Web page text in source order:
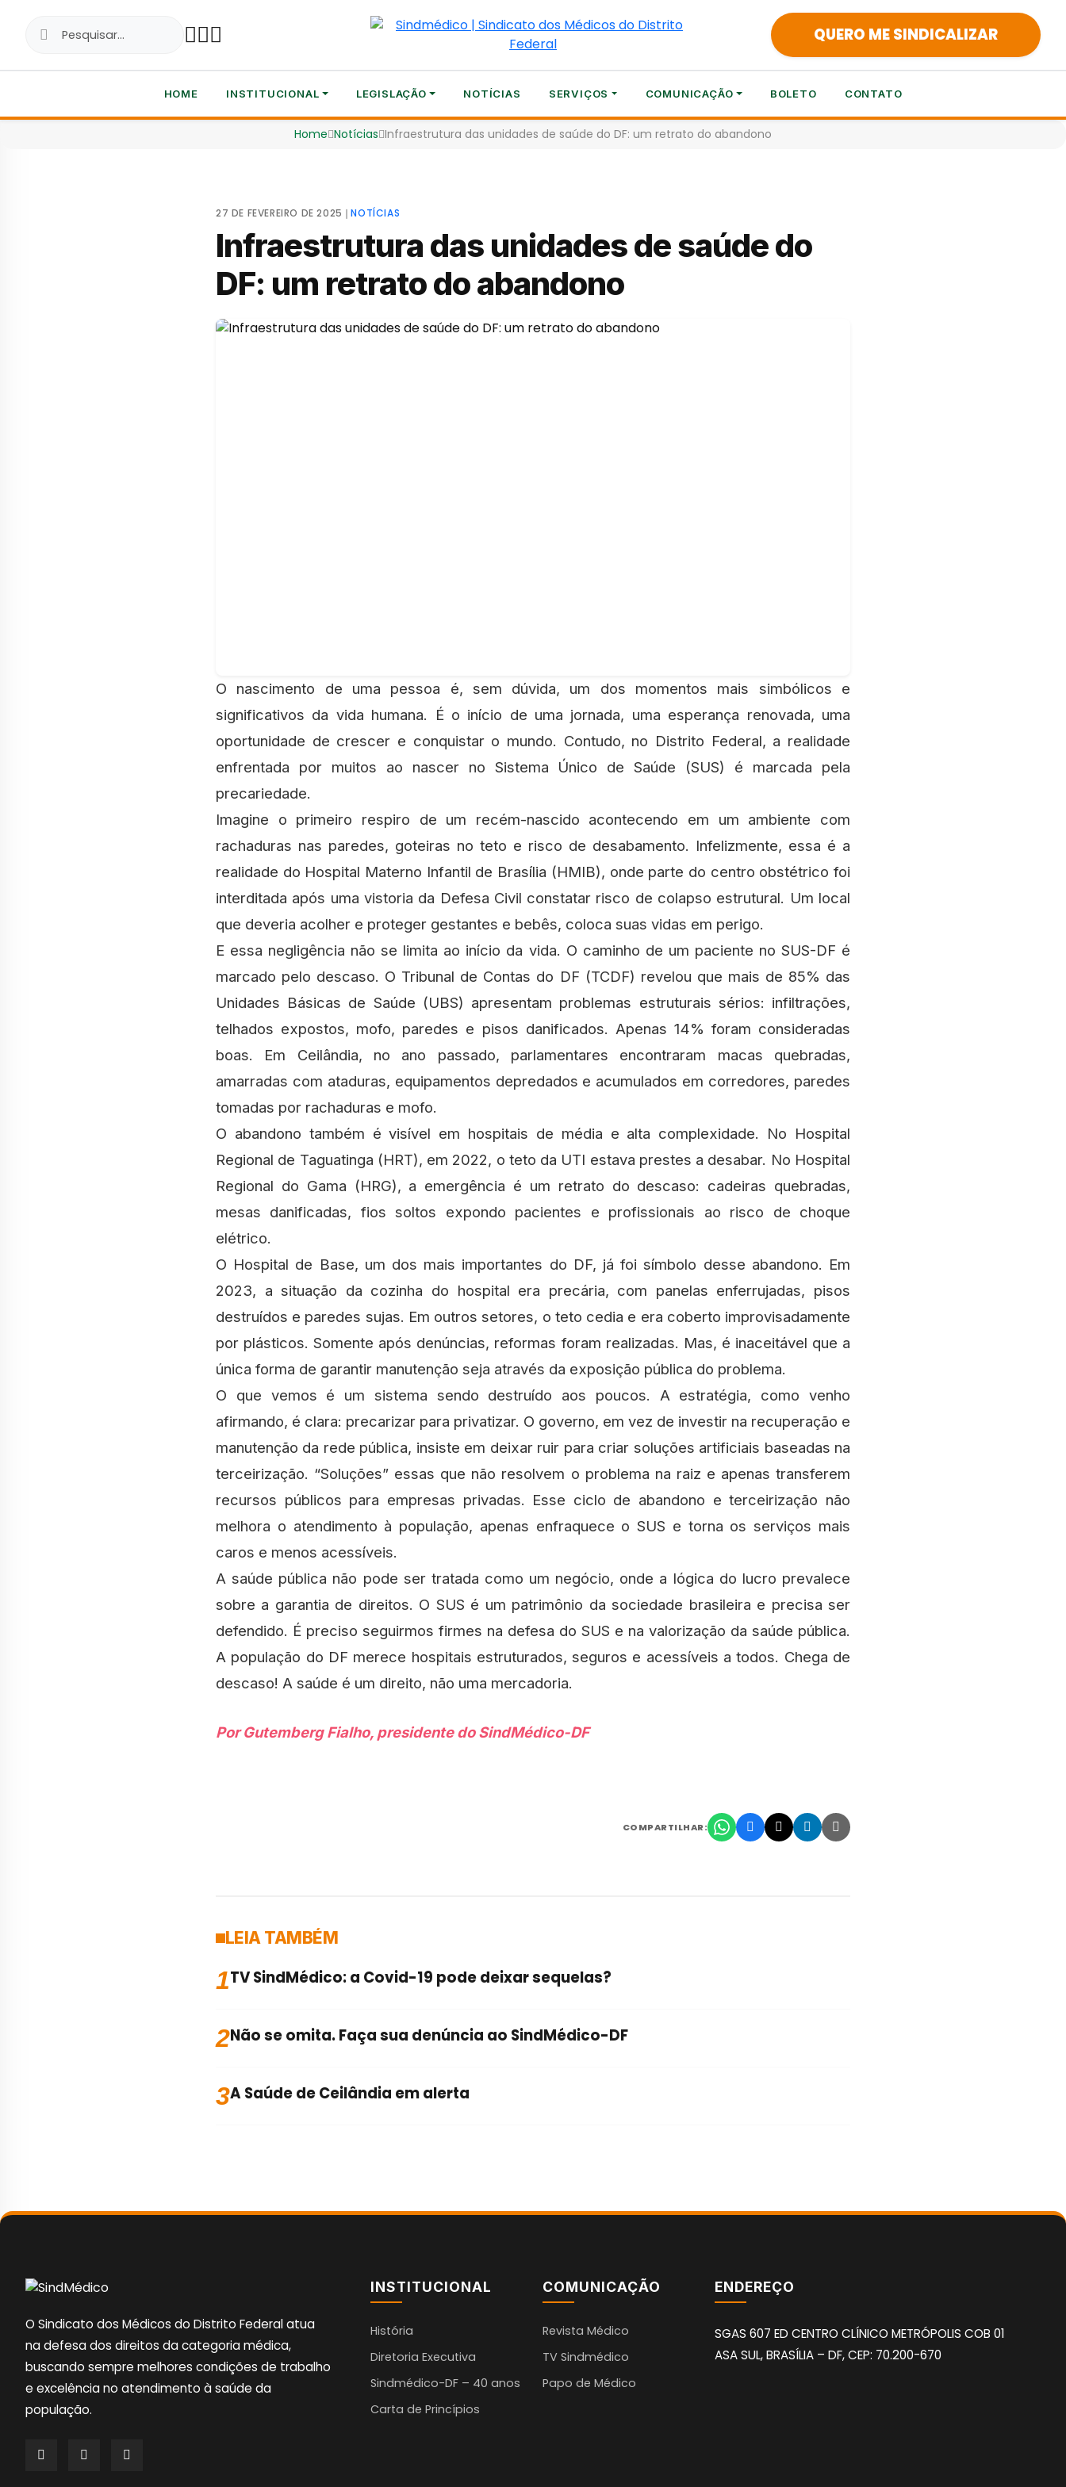
QUERO ME SINDICALIZAR
HOME INSTITUCIONAL LEGISLAÇÃO NOTÍCIAS SERVIÇOS COMUNICAÇÃO BOLETO CONTATO
Home Notícias Infraestrutura das unidades de saúde do DF: um retrato do abandono
27 DE FEVEREIRO DE 2025 ❘NOTÍCIAS
Infraestrutura das unidades de saúde do
DF: um retrato do abandono
O nascimento de uma pessoa é, sem dúvida, um dos momentos mais simbólicos e
significativos da vida humana. É o início de uma jornada, uma esperança renovada, uma
oportunidade de crescer e conquistar o mundo. Contudo, no Distrito Federal, a realidade
enfrentada por muitos ao nascer no Sistema Único de Saúde (SUS) é marcada pela
precariedade.
Imagine o primeiro respiro de um recém-nascido acontecendo em um ambiente com
rachaduras nas paredes, goteiras no teto e risco de desabamento. Infelizmente, essa é a
realidade do Hospital Materno Infantil de Brasília (HMIB), onde parte do centro obstétrico foi
interditada após uma vistoria da Defesa Civil constatar risco de colapso estrutural. Um local
que deveria acolher e proteger gestantes e bebês, coloca suas vidas em perigo.
E essa negligência não se limita ao início da vida. O caminho de um paciente no SUS-DF é
marcado pelo descaso. O Tribunal de Contas do DF (TCDF) revelou que mais de 85% das
Unidades Básicas de Saúde (UBS) apresentam problemas estruturais sérios: infiltrações,
telhados expostos, mofo, paredes e pisos danificados. Apenas 14% foram consideradas
boas. Em Ceilândia, no ano passado, parlamentares encontraram macas quebradas,
amarradas com ataduras, equipamentos depredados e acumulados em corredores, paredes
tomadas por rachaduras e mofo.
O abandono também é visível em hospitais de média e alta complexidade. No Hospital
Regional de Taguatinga (HRT), em 2022, o teto da UTI estava prestes a desabar. No Hospital
Regional do Gama (HRG), a emergência é um retrato do descaso: cadeiras quebradas,
mesas danificadas, fios soltos expondo pacientes e profissionais ao risco de choque
elétrico.
O Hospital de Base, um dos mais importantes do DF, já foi símbolo desse abandono. Em
2023, a situação da cozinha do hospital era precária, com panelas enferrujadas, pisos
destruídos e paredes sujas. Em outros setores, o teto cedia e era coberto improvisadamente
por plásticos. Somente após denúncias, reformas foram realizadas. Mas, é inaceitável que a
única forma de garantir manutenção seja através da exposição pública do problema.
O que vemos é um sistema sendo destruído aos poucos. A estratégia, como venho
afirmando, é clara: precarizar para privatizar. O governo, em vez de investir na recuperação e
manutenção da rede pública, insiste em deixar ruir para criar soluções artificiais baseadas na
terceirização. “Soluções” essas que não resolvem o problema na raiz e apenas transferem
recursos públicos para empresas privadas. Esse ciclo de abandono e terceirização não
melhora o atendimento à população, apenas enfraquece o SUS e torna os serviços mais
caros e menos acessíveis.
A saúde pública não pode ser tratada como um negócio, onde a lógica do lucro prevalece
sobre a garantia de direitos. O SUS é um patrimônio da sociedade brasileira e precisa ser
defendido. É preciso seguirmos firmes na defesa do SUS e na valorização da saúde pública.
A população do DF merece hospitais estruturados, seguros e acessíveis a todos. Chega de
descaso! A saúde é um direito, não uma mercadoria.
Por Gutemberg Fialho, presidente do SindMédico-DF
COMPARTILHAR:
LEIA TAMBÉM
1TV SindMédico: a Covid-19 pode deixar sequelas?
2Não se omita. Faça sua denúncia ao SindMédico-DF
3A Saúde de Ceilândia em alerta
O Sindicato dos Médicos do Distrito Federal atua
na defesa dos direitos da categoria médica,
buscando sempre melhores condições de trabalho
e excelência no atendimento à saúde da
população.
INSTITUCIONAL
História
Diretoria Executiva
Sindmédico-DF – 40 anos
Carta de Princípios
COMUNICAÇÃO
Revista Médico
TV Sindmédico
Papo de Médico
ENDEREÇO
SGAS 607 ED CENTRO CLÍNICO METRÓPOLIS COB 01
ASA SUL, BRASÍLIA – DF, CEP: 70.200-670